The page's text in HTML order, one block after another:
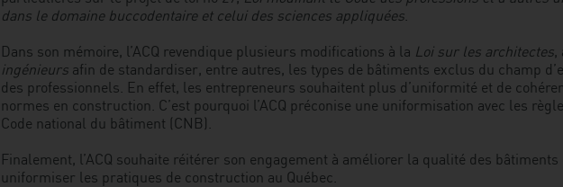
dans le domaine buccodentaire et celui des sciences appliquées.
Dans son mémoire, l’ACQ revendique plusieurs modifications à la Loi sur les architectes,
ingénieurs afin de standardiser, entre autres, les types de bâtiments exclus du champ
des professionnels. En effet, les entrepreneurs souhaitent plus d’uniformité et de
normes en construction. C’est pourquoi l’ACQ préconise une uniformisation avec les
Code national du bâtiment (CNB).
Finalement, l’ACQ souhaite réitérer son engagement à améliorer la qualité des
uniformiser les pratiques de construction au Québec.